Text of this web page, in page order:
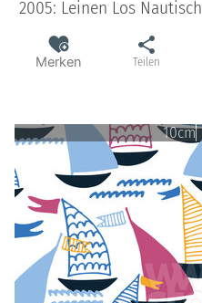
2005: Leinen Los Nautisch
Merken Teilen
10cm